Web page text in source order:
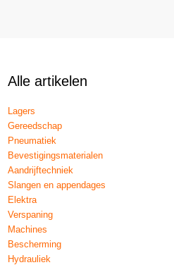
Alle artikelen
Lagers
Gereedschap
Pneumatiek
Bevestigingsmaterialen
Aandrijftechniek
Slangen en appendages
Elektra
Verspaning
Machines
Bescherming
Hydrauliek